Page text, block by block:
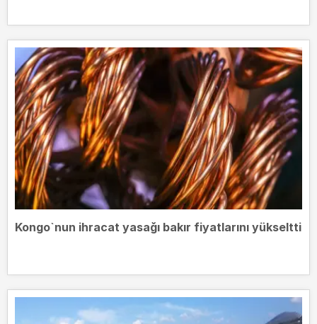
Kongo`nun ihracat yasağı bakır fiyatlarını yükseltti